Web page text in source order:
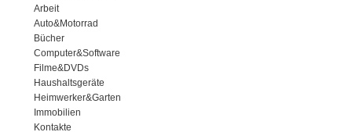
Arbeit
Auto&Motorrad
Bücher
Computer&Software
Filme&DVDs
Haushaltsgeräte
Heimwerker&Garten
Immobilien
Kontakte